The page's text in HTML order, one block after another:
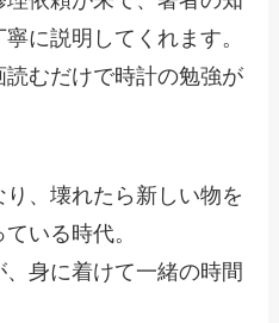
に説明してくれます。
むだけで時計の勉強が
、壊れたら新しい物を
いる時代。
身に着けて一緒の時間